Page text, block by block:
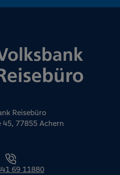
Reisebüro
45, 77855 Achern
69 11880